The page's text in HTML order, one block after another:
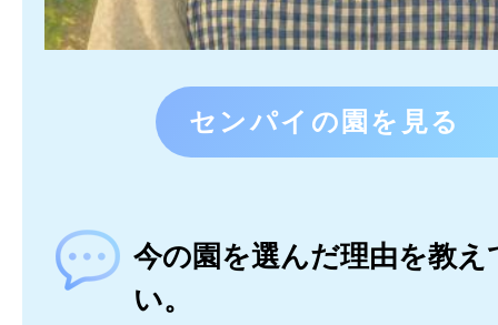
センパイの園を見る
今の園を選んだ理由を教え
い。